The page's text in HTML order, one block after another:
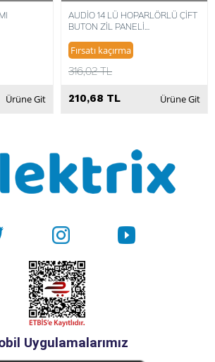
Ürüne Git
AUDİO 14 LÜ HOPARLÖRLÜ ÇİFT
BUTON ZİL PANELİ
Fırsatı kaçırma
316,02 TL
210,68 TL Ürüne Git
Uygulamalarımız